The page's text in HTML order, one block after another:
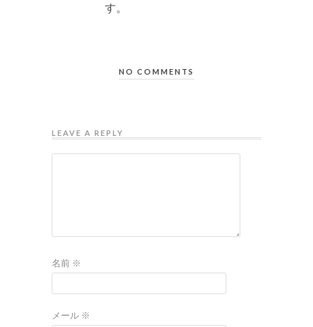
す。
NO COMMENTS
LEAVE A REPLY
名前 ※
メール ※